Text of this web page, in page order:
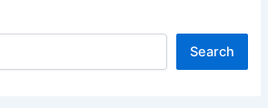
Search